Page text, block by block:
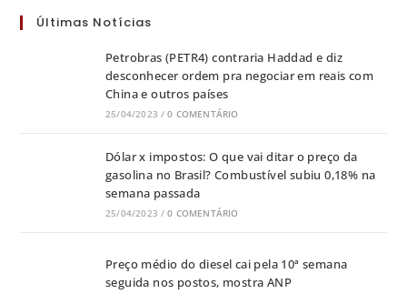
Últimas Notícias
Petrobras (PETR4) contraria Haddad e diz
desconhecer ordem pra negociar em reais com
China e outros países
25/04/2023 / 0 COMENTÁRIO
Dólar x impostos: O que vai ditar o preço da
gasolina no Brasil? Combustível subiu 0,18% na
semana passada
25/04/2023 / 0 COMENTÁRIO
Preço médio do diesel cai pela 10ª semana
seguida nos postos, mostra ANP